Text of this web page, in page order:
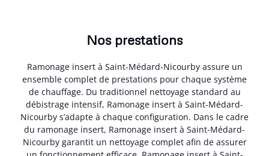
Nos prestations
Ramonage insert à Saint-Médard-Nicourby assure un
ensemble complet de prestations pour chaque système
de chauffage. Du traditionnel nettoyage standard au
débistrage intensif, Ramonage insert à Saint-Médard-
Nicourby s’adapte à chaque configuration. Dans le cadre
du ramonage insert, Ramonage insert à Saint-Médard-
Nicourby garantit un nettoyage complet afin de assurer